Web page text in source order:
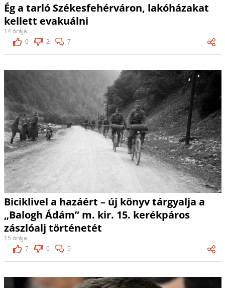
Ég a tarló Székesfehérváron, lakóházakat
kellett evakuálni
14 órája
0
2 7
Biciklivel a hazáért – új könyv tárgyalja a
„Balogh Ádám” m. kir. 15. kerékpáros
zászlóalj történetét
15 órája
7
0 9